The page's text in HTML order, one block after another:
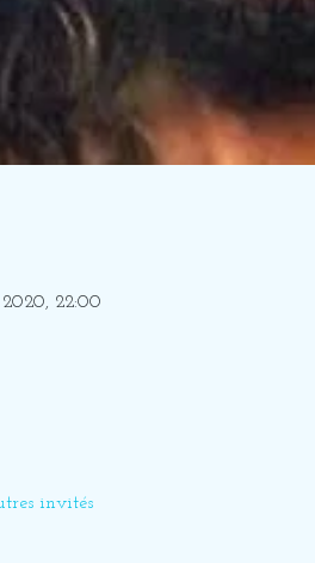
2020, 22:00
invités